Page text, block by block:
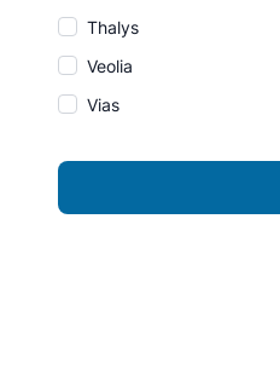
Thalys
Veolia
Vias